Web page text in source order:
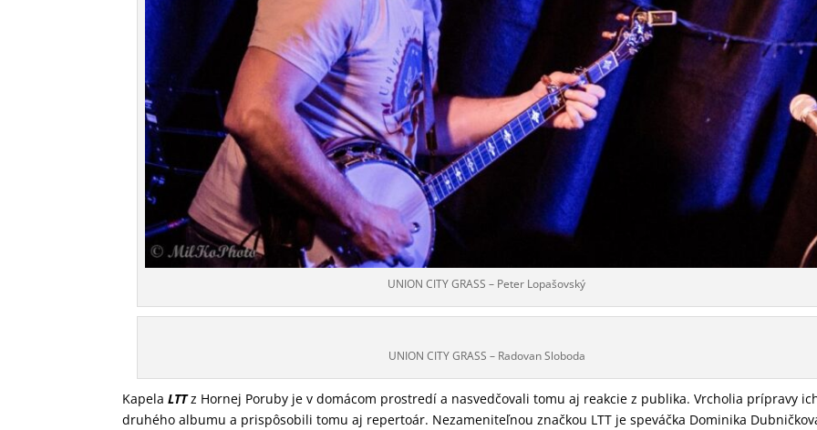
UNION CITY GRASS – Peter Lopašovský
UNION CITY GRASS – Radovan Sloboda
KapelaLTTz Hornej Poruby je v domácom prostredí a nasvedčovali tomu aj reakcie z publika. Vrcholia prípravy
druhého albumu a prispôsobili tomu aj repertoár. Nezameniteľnou značkou LTT je speváčka Dominika